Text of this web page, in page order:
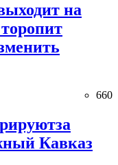
на
660
Кавказ